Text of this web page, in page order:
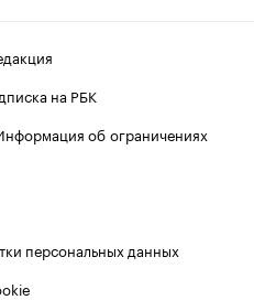
на РБК
об ограничениях
персональных данных